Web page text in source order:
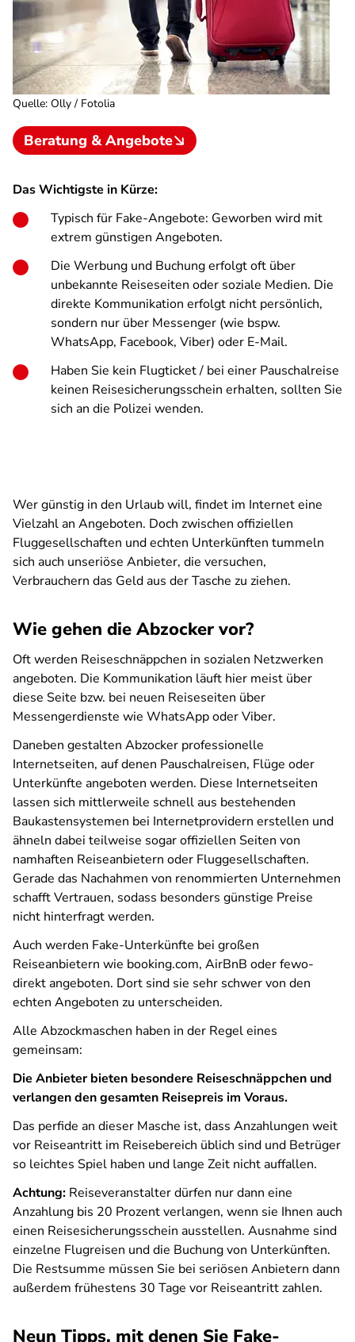
Quelle: Olly / Fotolia
Beratung & Angebote
Das Wichtigste in Kürze:
Typisch für Fake-Angebote: Geworben wird mit
extrem günstigen Angeboten.
Die Werbung und Buchung erfolgt oft über
unbekannte Reiseseiten oder soziale Medien. Die
direkte Kommunikation erfolgt nicht persönlich,
sondern nur über Messenger (wie bspw.
WhatsApp, Facebook, Viber) oder E-Mail.
Haben Sie kein Flugticket / bei einer Pauschalreise
keinen Reisesicherungsschein erhalten, sollten Sie
sich an die Polizei wenden.
Wer günstig in den Urlaub will, findet im Internet eine
Vielzahl an Angeboten. Doch zwischen offiziellen
Fluggesellschaften und echten Unterkünften tummeln
sich auch unseriöse Anbieter, die versuchen,
Verbrauchern das Geld aus der Tasche zu ziehen.
Wie gehen die Abzocker vor?
Oft werden Reiseschnäppchen in sozialen Netzwerken
angeboten. Die Kommunikation läuft hier meist über
diese Seite bzw. bei neuen Reiseseiten über
Messengerdienste wie WhatsApp oder Viber.
Daneben gestalten Abzocker professionelle
Internetseiten, auf denen Pauschalreisen, Flüge oder
Unterkünfte angeboten werden. Diese Internetseiten
lassen sich mittlerweile schnell aus bestehenden
Baukastensystemen bei Internetprovidern erstellen und
ähneln dabei teilweise sogar offiziellen Seiten von
namhaften Reiseanbietern oder Fluggesellschaften.
Gerade das Nachahmen von renommierten Unternehmen
schafft Vertrauen, sodass besonders günstige Preise
nicht hinterfragt werden.
Auch werden Fake-Unterkünfte bei großen
Reiseanbietern wie booking.com, AirBnB oder fewo-
direkt angeboten. Dort sind sie sehr schwer von den
echten Angeboten zu unterscheiden.
Alle Abzockmaschen haben in der Regel eines
gemeinsam:
Die Anbieter bieten besondere Reiseschnäppchen und
verlangen den gesamten Reisepreis im Voraus.
Das perfide an dieser Masche ist, dass Anzahlungen weit
vor Reiseantritt im Reisebereich üblich sind und Betrüger
so leichtes Spiel haben und lange Zeit nicht auffallen.
Achtung: Reiseveranstalter dürfen nur dann eine
Anzahlung bis 20 Prozent verlangen, wenn sie Ihnen auch
einen Reisesicherungsschein ausstellen. Ausnahme sind
einzelne Flugreisen und die Buchung von Unterkünften.
Die Restsumme müssen Sie bei seriösen Anbietern dann
außerdem frühestens 30 Tage vor Reiseantritt zahlen.
Neun Tipps, mit denen Sie Fake-